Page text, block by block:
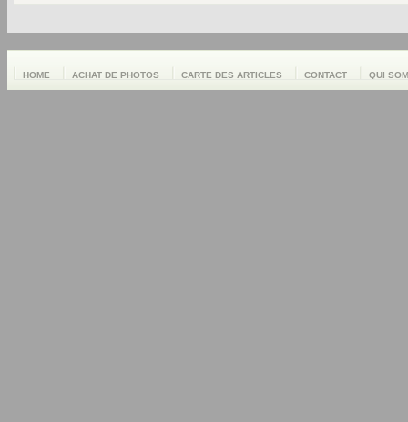
HOME ACHAT DE PHOTOS CARTE DES ARTICLES CONTACT QUI